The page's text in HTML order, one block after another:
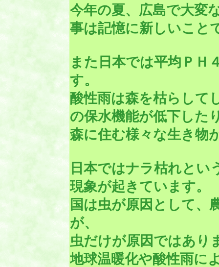
今年の夏、広島で大変
事は記憶に新しいこと
また日本では平均ＰＨ
す。
酸性雨は森を枯らして
の保水機能が低下した
森に住む様々な生き物
日本ではナラ枯れとい
現象が起きています。
国は虫が原因として、
が、
虫だけが原因ではあり
地球温暖化や酸性雨に